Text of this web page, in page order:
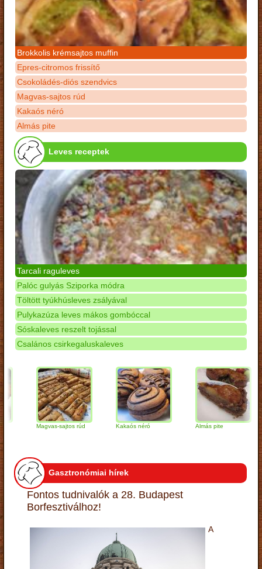
Brokkolis krémsajtos muffin
Epres-citromos frissítő
Csokoládés-diós szendvics
Magvas-sajtos rúd
Kakaós néró
Almás pite
Leves receptek
Tarcali raguleves
Palóc gulyás Sziporka módra
Töltött tyúkhúsleves zsályával
Pulykazúza leves mákos gombóccal
Sóskaleves reszelt tojással
Csalános csirkegaluskaleves
Magvas-sajtos rúd Kakaós néró Almás pite
Gasztronómiai hírek
Fontos tudnivalók a 28. Budapest
Borfesztiválhoz!
A